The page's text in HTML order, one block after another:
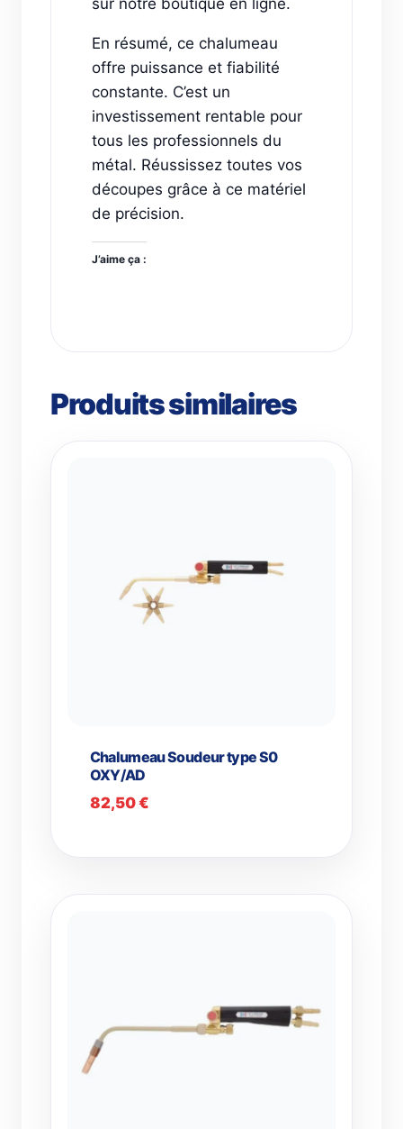
sur notre boutique en ligne.
En résumé, ce chalumeau
offre puissance et fiabilité
constante. C’est un
investissement rentable pour
tous les professionnels du
métal. Réussissez toutes vos
découpes grâce à ce matériel
de précision.
J’aime ça :
Produits similaires
Chalumeau Soudeur type S0
OXY/AD
82,50€